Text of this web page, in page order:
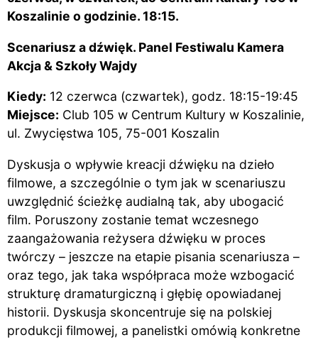
Koszalinie o godzinie. 18:15.
Scenariusz a dźwięk. Panel Festiwalu Kamera
Akcja & Szkoły Wajdy
Kiedy: 12 czerwca (czwartek), godz. 18:15-19:45
Miejsce: Club 105 w Centrum Kultury w Koszalinie,
ul. Zwycięstwa 105, 75-001 Koszalin
Dyskusja o wpływie kreacji dźwięku na dzieło
filmowe, a szczególnie o tym jak w scenariuszu
uwzględnić ścieżkę audialną tak, aby ubogacić
film. Poruszony zostanie temat wczesnego
zaangażowania reżysera dźwięku w proces
twórczy – jeszcze na etapie pisania scenariusza –
oraz tego, jak taka współpraca może wzbogacić
strukturę dramaturgiczną i głębię opowiadanej
historii. Dyskusja skoncentruje się na polskiej
produkcji filmowej, a panelistki omówią konkretne